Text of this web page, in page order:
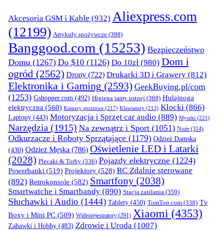
Akcesoria GSM i Kable (932) Aliexpress.com
(12199) Artykuły spożywcze(398)
Banggood.com (15253) Bezpieczeństwo
Domu(1267) Do $10(1126) Do 10zł(980) Dom i
ogród(2562) Drony(722) Drukarki 3D i Grawery(812)
Elektronika i Gaming (2593) GeekBuying.pl/com
(1253) Gshopper.com (492) Higiena jamy ustnej (369) Hulajnoga
elektryczna (560) Kamery sportowe(217) Klawiatury(213) Klocki(866)
Laptopy(443) Motoryzacja i Sprzęt car audio (889) Myszki (221)
Narzędzia (1915) Na zewnątrz i Sport(1051) Noże(314)
Odkurzacze i Roboty Sprzątające(1179) Odzież Damska
(430) Odzież Męska(786) Oświetlenie LED i Latarki
(2028) Plecaki & Torby(336) Pojazdy elektryczne(1224)
Powerbanki (519) Projektory(528) RC Zdalnie sterowane
(892) Retrokonsole (582) Smartfony(2038)
Smartwatche i Smartbandy(890) Stacja zasilania(359)
Słuchawki i Audio (1444) Tablety(450) TomTop.com(338) Tv
Boxy i Mini PC(509) Wideorejestratory(291) Xiaomi (4353)
Zabawki i Hobby(483) Zdrowie i Uroda(1007)